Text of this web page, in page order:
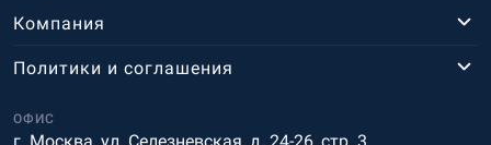
Компания
ОФИС
Политики и соглашения